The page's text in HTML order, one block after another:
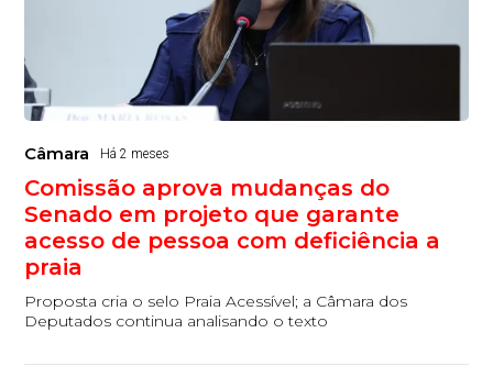
Câmara Há 2 meses
Comissão aprova mudanças do
Senado em projeto que garante
acesso de pessoa com deficiência a
praia
Proposta cria o selo Praia Acessível; a Câmara dos
Deputados continua analisando o texto